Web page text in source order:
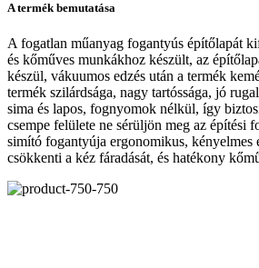
A termék bemutatása
A fogatlan műanyag fogantyús építőlapát
és kőműves munkákhoz készült, az
készül, vákuumos edzés után a termék
termék szilárdsága, nagy tartóssága, jó
sima és lapos, fognyomok nélkül, így
csempe felülete ne sérüljön meg az építési
simító fogantyúja ergonomikus, kényelmes
csökkenti a kéz fáradását, és hatékony